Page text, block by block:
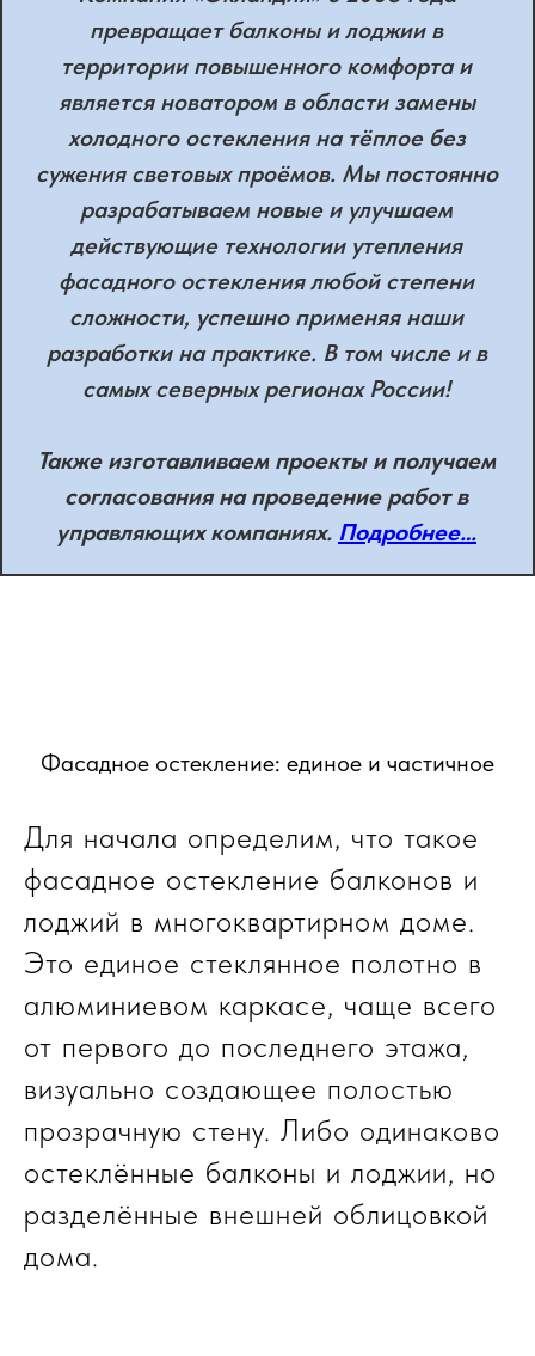
превращает балконы и лоджии в
территории повышенного комфорта и
является новатором в области замены
холодного остекления на тёплое без
сужения световых проёмов. Мы постоянно
разрабатываем новые и улучшаем
действующие технологии утепления
фасадного остекления любой степени
сложности, успешно применяя наши
разработки на практике. В том числе и в
самых северных регионах России!
Также изготавливаем проекты и получаем
согласования на проведение работ в
управляющих компаниях. Подробнее…
Фасадное остекление: единое и частичное
Для начала определим, что такое
фасадное остекление балконов и
лоджий в многоквартирном доме.
Это единое стеклянное полотно в
алюминиевом каркасе, чаще всего
от первого до последнего этажа,
визуально создающее полостью
прозрачную стену. Либо одинаково
остеклённые балконы и лоджии, но
разделённые внешней облицовкой
дома.